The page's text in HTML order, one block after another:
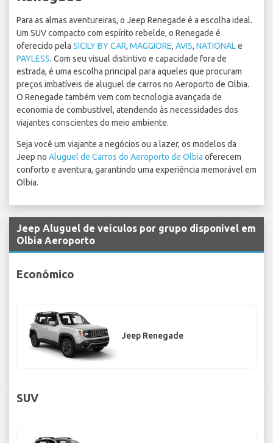
Para as almas aventureiras, o Jeep Renegade é a escolha ideal.
Um SUV compacto com espírito rebelde, o Renegade é
oferecido pela SICILY BY CAR, MAGGIORE, AVIS, NATIONALe
PAYLESS. Com seu visual distintivo e capacidade fora de
estrada, é uma escolha principal para aqueles que procuram
preços imbatíveis de aluguel de carros no Aeroporto de Olbia.
O Renegade também vem com tecnologia avançada de
economia de combustível, atendendo às necessidades dos
viajantes conscientes do meio ambiente.
Seja você um viajante a negócios ou a lazer, os modelos da
Jeep no Aluguel de Carros do Aeroporto de Olbia oferecem
conforto e aventura, garantindo uma experiência memorável em
Olbia.
Jeep Aluguel de veículos por grupo disponível em
Olbia Aeroporto
Económico
Jeep Renegade
SUV